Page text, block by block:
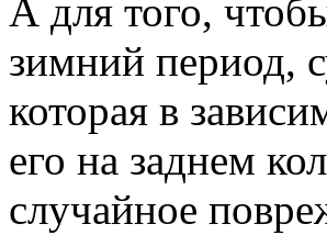
А для того,
зимний период,
которая в
его на заднем
случайное